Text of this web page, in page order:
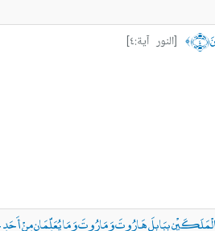
﴾
[النور آية:٤]
بِبَابِلَ هَارُوتَ وَمَارُوتَ وَمَا يُعَلِّمَانِ مِنْ أَحَدٍ